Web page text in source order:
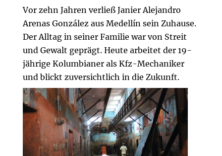
Vor zehn Jahren verließ Janier Alejandro
Arenas González aus Medellín sein Zuhause.
Der Alltag in seiner Familie war von Streit
und Gewalt geprägt. Heute arbeitet der 19-
jährige Kolumbianer als Kfz-Mechaniker
und blickt zuversichtlich in die Zukunft.